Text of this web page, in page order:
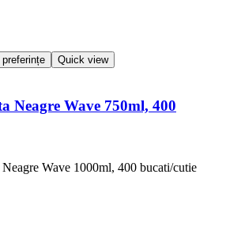
Quick view
Neagre Wave 750ml, 400